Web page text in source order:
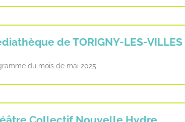
de TORIGNY-LES-VILLES
du mois de mai 2025